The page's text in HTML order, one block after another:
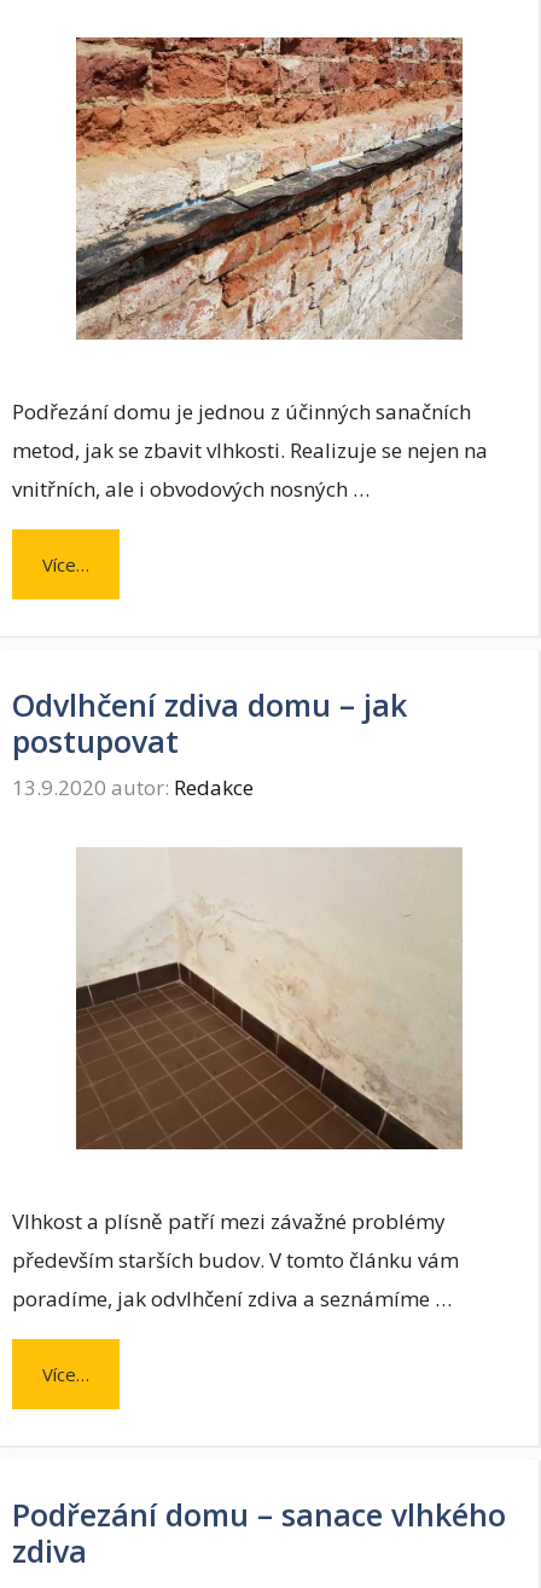
Podřezání domu je jednou z účinných sanačních
metod, jak se zbavit vlhkosti. Realizuje se nejen na
vnitřních, ale i obvodových nosných …
Více…
Odvlhčení zdiva domu – jak
postupovat
13.9.2020 autor: Redakce
Vlhkost a plísně patří mezi závažné problémy
především starších budov. V tomto článku vám
poradíme, jak odvlhčení zdiva a seznámíme …
Více…
Podřezání domu – sanace vlhkého
zdiva